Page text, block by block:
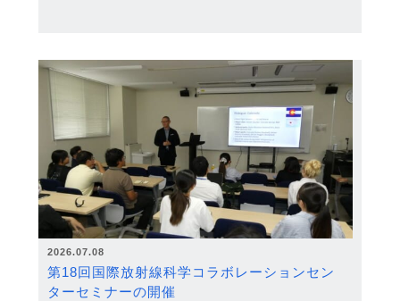
2026.07.08
第18回国際放射線科学コラボレーションセン
ターセミナーの開催